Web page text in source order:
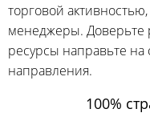
торговой
менеджеры. Доверьте
ресурсы направьте на
направления.
100%